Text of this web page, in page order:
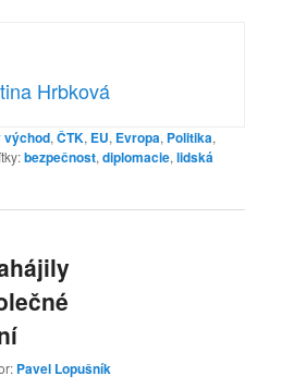
Hrbková
východ,ČTK, EU, Evropa, Politika,
bezpečnost,diplomacie,lidská
Pavel Lopušník